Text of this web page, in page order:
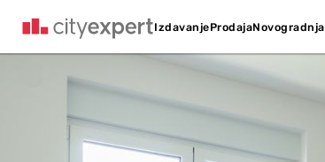
IzdavanjeProdajaNovogradnja